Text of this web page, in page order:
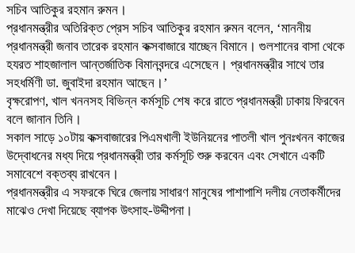
সচিব আতিকুর রহমান রুমন।
প্রধানমন্ত্রীর অতিরিক্ত প্রেস সচিব আতিকুর রহমান রুমন বলেন, ‘মাননীয়
প্রধানমন্ত্রী জনাব তারেক রহমান কক্সবাজারে যাচ্ছেন বিমানে। গুলশানের বাসা থেকে
হযরত শাহজালাল আন্তর্জাতিক বিমানবন্দরে এসেছেন। প্রধানমন্ত্রীর সাথে তার
সহধর্মিণী ডা. জুবাইদা রহমান আছেন।’
বৃক্ষরোপণ, খাল খননসহ বিভিন্ন কর্মসূচি শেষ করে রাতে প্রধানমন্ত্রী ঢাকায় ফিরবেন
বলে জানান তিনি।
সকাল সাড়ে ১০টায় কক্সবাজারের পিএমখালী ইউনিয়নের পাতলী খাল পুনঃখনন কাজের
উদ্বোধনের মধ্য দিয়ে প্রধানমন্ত্রী তার কর্মসূচি শুরু করবেন এবং সেখানে একটি
সমাবেশে বক্তব্য রাখবেন।
প্রধানমন্ত্রীর এ সফরকে ঘিরে জেলায় সাধারণ মানুষের পাশাপাশি দলীয় নেতাকর্মীদের
মাঝেও দেখা দিয়েছে ব্যাপক উৎসাহ-উদ্দীপনা।